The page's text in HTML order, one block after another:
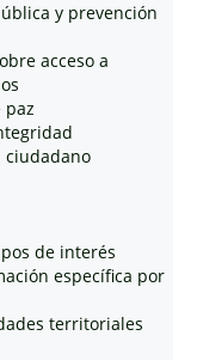
y prevención
acceso a
paz
ciudadano
de interés
específica por
territoriales